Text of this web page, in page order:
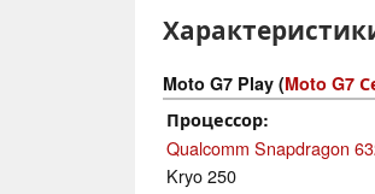
Moto G7 Play (Moto G7
Процессор
Qualcomm Snapdragon
Kryo 250